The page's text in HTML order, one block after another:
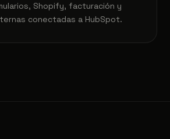
Shopify, facturación y
conectadas a HubSpot.